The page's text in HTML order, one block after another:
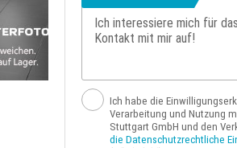
Ich habe die
Verarbeitung und Nutzung
Stuttgart GmbH und den
die Datenschutzrechtliche